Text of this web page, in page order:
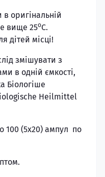
в оригінальній
вище 25оС.
дітей місці!
змішувати з
в одній ємкості,
Біологіше
Heilmittel
100 (5х20) ампул по